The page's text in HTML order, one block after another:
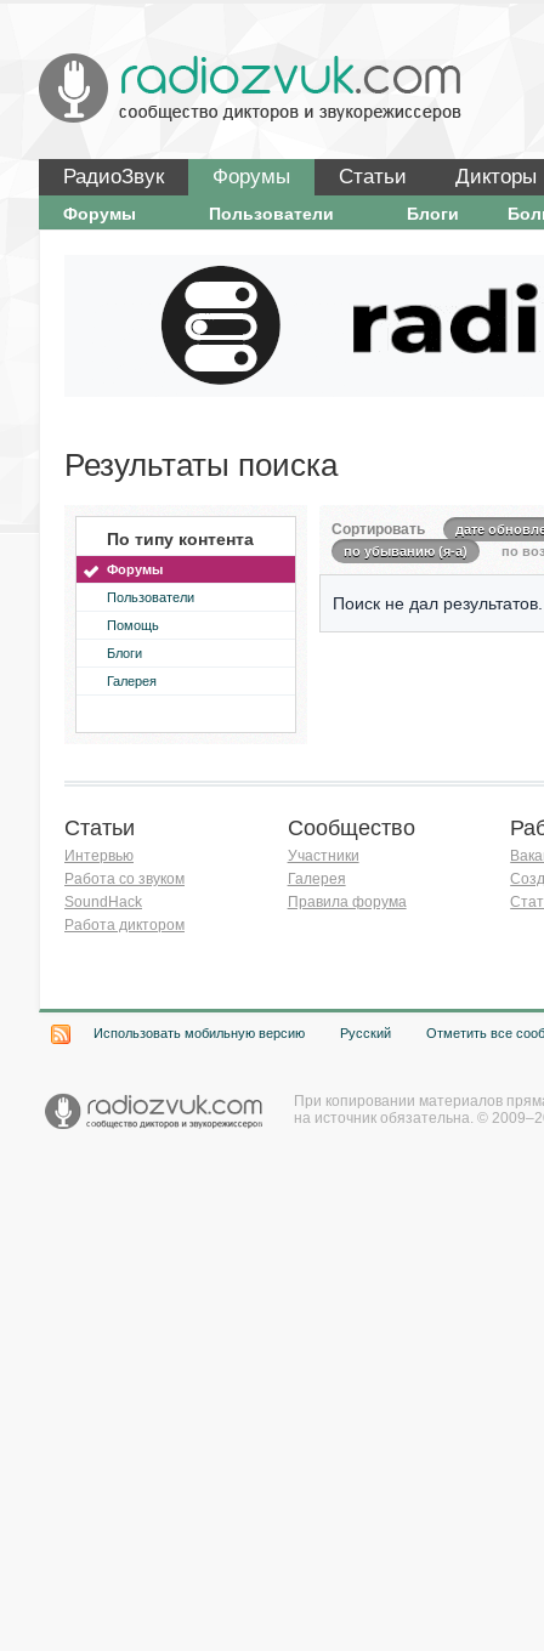
РадиоЗвук Форумы Статьи Дикторы
Форумы Пользователи Блоги
Результаты поиска
По типу контента
Форумы
Пользователи
Помощь
Блоги
Галерея
Сортировать
дате
по убыванию (я-а)
по
Поиск не дал результатов.
Статьи
Интервью
Работа со звуком
SoundHack
Работа диктором
Сообщество
Участники
Галерея
Правила форума
Использовать мобильную версию Русский Отметить все
При копировании материалов
на источник обязательна. ©